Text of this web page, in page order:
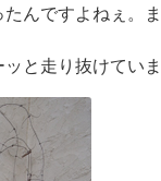
んですよねぇ。
と走り抜けていま